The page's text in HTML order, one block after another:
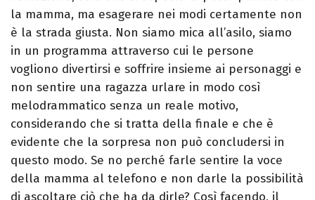
la mamma, ma esagerare nei modi certamente non
è la strada giusta. Non siamo mica all’asilo, siamo
in un programma attraverso cui le persone
vogliono divertirsi e soffrire insieme ai personaggi e
non sentire una ragazza urlare in modo così
melodrammatico senza un reale motivo,
considerando che si tratta della finale e che è
evidente che la sorpresa non può concludersi in
questo modo. Se no perché farle sentire la voce
della mamma al telefono e non darle la possibilità